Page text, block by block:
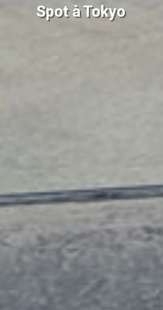
Spot à Tokyo